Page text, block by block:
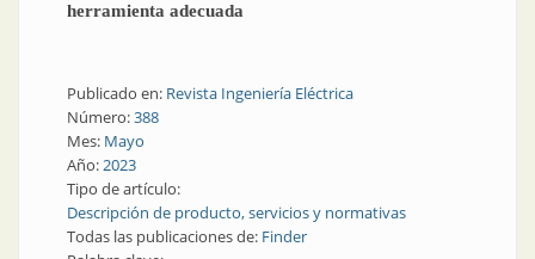
herramienta adecuada
Publicado en: Revista Ingeniería Eléctrica
Número:388
Mes: Mayo
Año:2023
Tipo de artículo:
Descripción de producto, servicios y normativas
Todas las publicaciones de: Finder